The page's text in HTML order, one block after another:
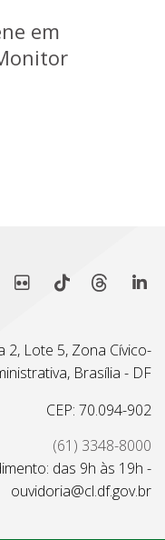
em
2, Lote 5, Zona Cívico-
Brasília - DF
CEP: 70.094-902
(61) 3348-8000
das 9h às 19h -
ouvidoria@cl.df.gov.br